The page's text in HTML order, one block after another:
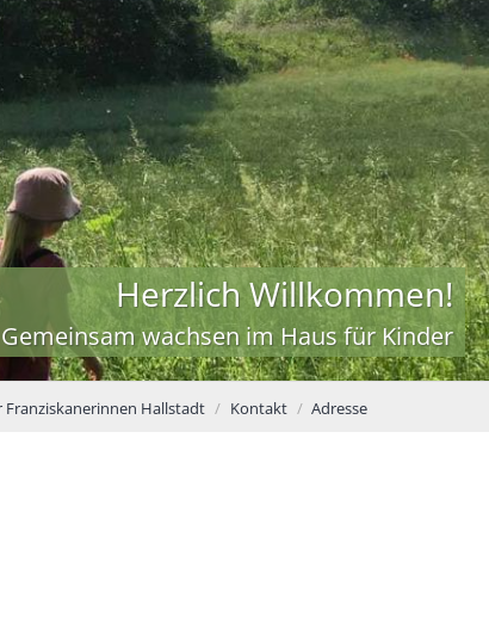
Herzlich Willkommen!
Gemeinsam wachsen im Haus für Kinder
Franziskanerinnen Hallstadt Kontakt Adresse